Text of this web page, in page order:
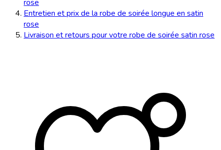
rose
Entretien et prix de la robe de soirée longue en satin
rose
Livraison et retours pour votre robe de soirée satin rose